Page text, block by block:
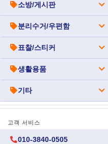
소방/게시판
분리수거/우편함
표찰/스티커
생활용품
기타
고객 서비스
010-3840-0505